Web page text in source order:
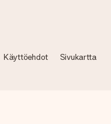
Käyttöehdot Sivukartta